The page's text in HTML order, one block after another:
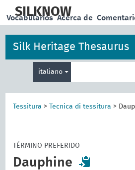
main
SILKNOW
Vocabularios Acerca de
Silk Heritage Thesaurus
italiano
Tessitura > Tecnica di tessitura >
TÉRMINO PREFERIDO
Dauphine